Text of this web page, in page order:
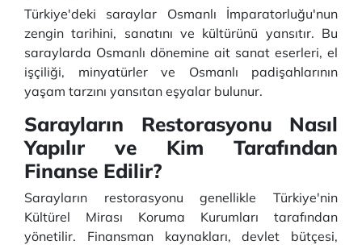
Türkiye'deki saraylar Osmanlı İmparatorluğu'nun
zengin tarihini, sanatını ve kültürünü yansıtır. Bu
saraylarda Osmanlı dönemine ait sanat eserleri, el
işçiliği, minyatürler ve Osmanlı padişahlarının
yaşam tarzını yansıtan eşyalar bulunur.
Sarayların Restorasyonu Nasıl
Yapılır ve Kim Tarafından
Finanse Edilir?
Sarayların restorasyonu genellikle Türkiye'nin
Kültürel Mirası Koruma Kurumları tarafından
yönetilir. Finansman kaynakları, devlet bütçesi,